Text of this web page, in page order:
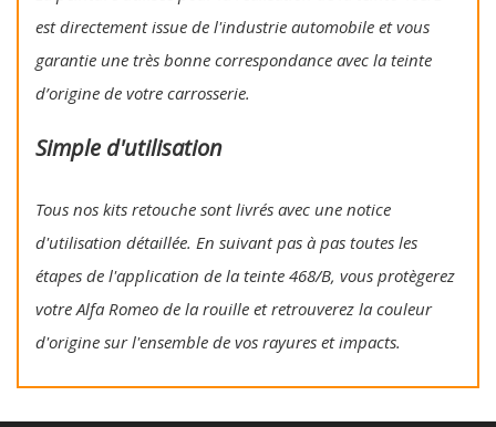
est directement issue de l'industrie automobile et vous
garantie une très bonne correspondance avec la teinte
d’origine de votre carrosserie.
Simple d'utilisation
Tous nos kits retouche sont livrés avec une notice
d'utilisation détaillée. En suivant pas à pas toutes les
étapes de l'application de la teinte 468/B, vous protègerez
votre Alfa Romeo de la rouille et retrouverez la couleur
d'origine sur l'ensemble de vos rayures et impacts.